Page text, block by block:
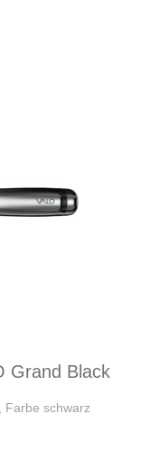
Grand Black
Farbe schwarz